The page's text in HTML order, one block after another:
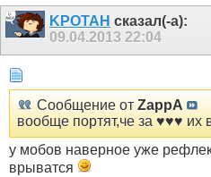
KPOTAH сказал(-а):
09.04.2013 22:04
Сообщение от ZappA
вообще портят,че за ♥♥♥ их
у мобов наверное уже
врыватся